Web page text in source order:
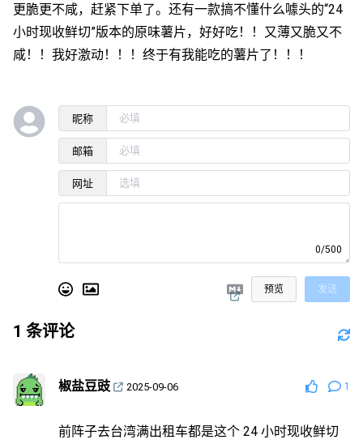
更脆更不咸，赶紧下单了。还有一款搞不懂什么噱头的“24
小时现收鲜切”版本的原味薯片，好好吃！！又薄又脆又不
咸！！我好激动！！！终于有我能吃的薯片了！！！
昵称
邮箱
网址
0/500
预览 发送
1 条评论
椒盐豆豉 2025-09-06 1
前阵子去台湾满出租车都是这个 24 小时现收鲜切